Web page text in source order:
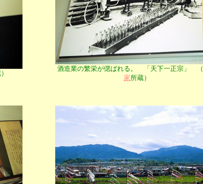
酒造業の繁栄が偲ばれる。 「天下一正宗」 （
家所蔵）